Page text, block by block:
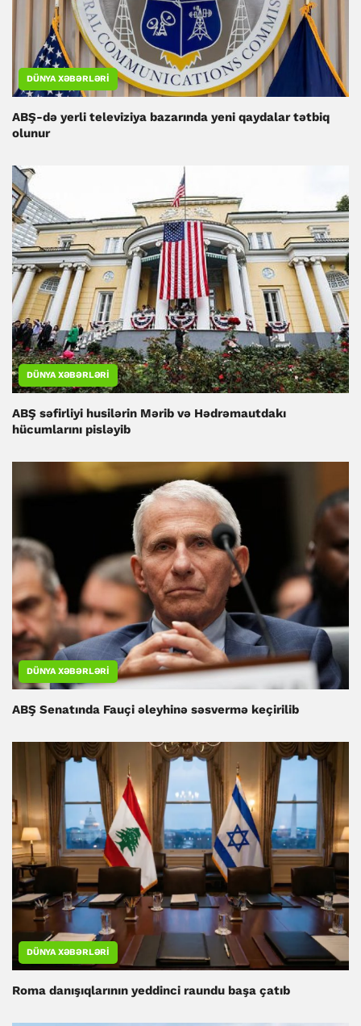
DÜNYA XƏBƏRLƏRI
ABŞ-də yerli televiziya bazarında yeni qaydalar tətbiq
olunur
DÜNYA XƏBƏRLƏRI
ABŞ səfirliyi husilərin Mərib və Hədrəmautdakı
hücumlarını pisləyib
DÜNYA XƏBƏRLƏRI
ABŞ Senatında Fauçi əleyhinə səsvermə keçirilib
DÜNYA XƏBƏRLƏRI
Roma danışıqlarının yeddinci raundu başa çatıb